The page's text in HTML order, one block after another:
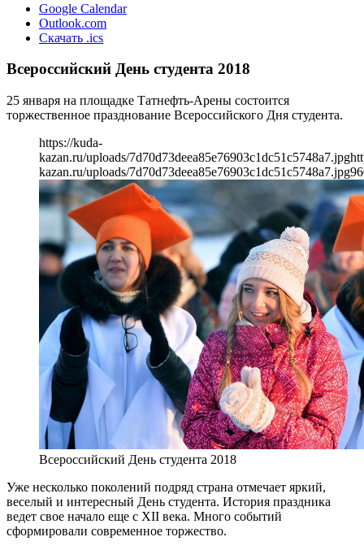
Google Calendar
Outlook.com
Скачать .ics
Всероссийский День студента 2018
25 января на площадке Татнефть-Арены состоится
торжественное празднование Всероссийского Дня студента.
https://kuda-
kazan.ru/uploads/7d70d73deea85e76903c1dc51c5748a7.jpg
kazan.ru/uploads/7d70d73deea85e76903c1dc51c5748a7.jpg
Всероссийский День студента 2018
Уже несколько поколений подряд страна отмечает яркий,
веселый и интересный День студента. История праздника
ведет свое начало еще с XII века. Много событий
сформировали современное торжество.